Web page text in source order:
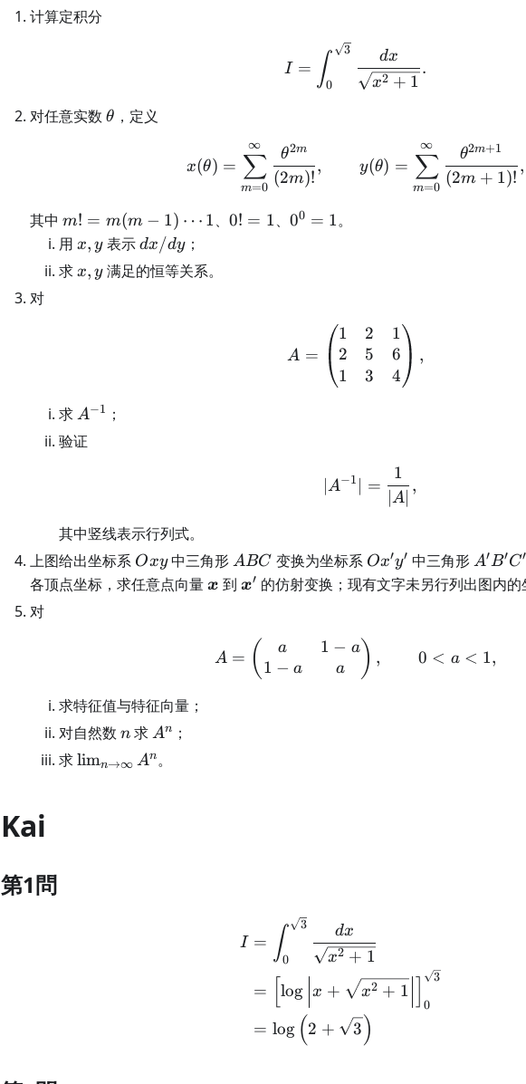
计算定积分
I = ∫0
3
x2 + 1
dx
.
对任意实数 \theta
θ ，定义
x(θ) =
m=0
∑
∞
(2m)!
θ2m
, y(θ) =
m=0
∑
∞
(2m + 1)!
θ2m+1
,
其中 m!=m(m-
1)\cdots1
m! = m(m − 1) ⋯ 1、 0!=1
0! = 1、 0^0=1
00 = 1。
用 x,y
x, y表示dx/dy
dx/dy；
求 x,y
x, y满足的恒等关系。
对
A =
1
2
1
2
5
3
1
6
4
,
求 A^{-1}
A−1 ；
验证
|A^{-
∣A−1 ∣ =
∣A
1
,
其中竖线表示行列式。
上图给出坐标系 Oxy
Oxy中三角形ABC
ABC 变换为坐标系 Ox'y'
Ox′y′ 中三角形 A'B'C'
A′B′C′
各顶点坐标，求任意点向量 \boldsymbol
x 到 \boldsymbol
x′ 的仿射变换；现有文字未另行列出图内的
对
A = ( a
1 − a
1 − a
a
) , 0 < a < 1,
求特征值与特征向量；
对自然数 n
n 求 A^n
An
；
求\lim_{n\to\infty}A^n
limn→∞ An。
Kai
第1問
\begin{aligned} I &=
I = ∫0
3
x2 + 1
dx
= log x + x2 + 1
0
3
= log (2 + 3)